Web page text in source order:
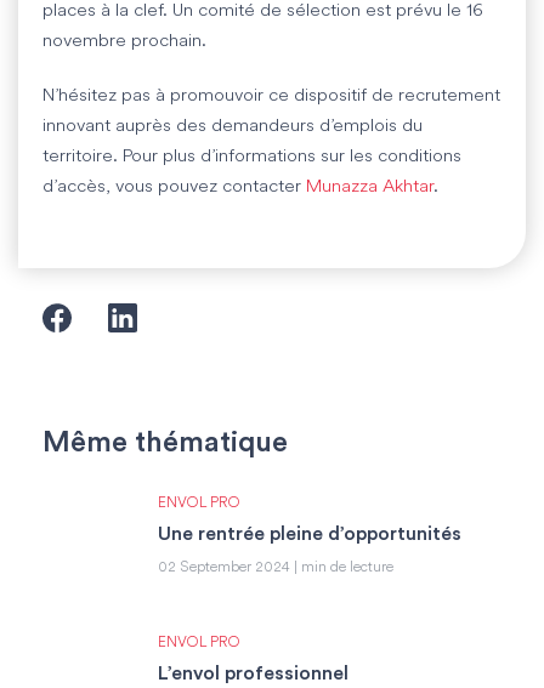
places à la clef. Un comité de sélection est prévu le 16
novembre prochain.
N’hésitez pas à promouvoir ce dispositif de recrutement
innovant auprès des demandeurs d’emplois du
territoire. Pour plus d’informations sur les conditions
d’accès, vous pouvez contacter Munazza Akhtar.
Même thématique
ENVOL PRO
Une rentrée pleine d’opportunités
02 September 2024 | min de lecture
ENVOL PRO
L’envol professionnel